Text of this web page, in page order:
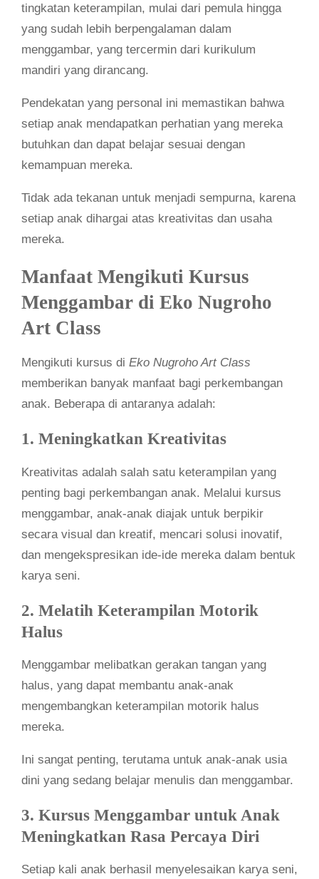
tingkatan keterampilan, mulai dari pemula hingga
yang sudah lebih berpengalaman dalam
menggambar, yang tercermin dari kurikulum
mandiri yang dirancang.
Pendekatan yang personal ini memastikan bahwa
setiap anak mendapatkan perhatian yang mereka
butuhkan dan dapat belajar sesuai dengan
kemampuan mereka.
Tidak ada tekanan untuk menjadi sempurna, karena
setiap anak dihargai atas kreativitas dan usaha
mereka.
Manfaat Mengikuti Kursus
Menggambar di Eko Nugroho
Art Class
Mengikuti kursus di Eko Nugroho Art Class
memberikan banyak manfaat bagi perkembangan
anak. Beberapa di antaranya adalah:
1. Meningkatkan Kreativitas
Kreativitas adalah salah satu keterampilan yang
penting bagi perkembangan anak. Melalui kursus
menggambar, anak-anak diajak untuk berpikir
secara visual dan kreatif, mencari solusi inovatif,
dan mengekspresikan ide-ide mereka dalam bentuk
karya seni.
2. Melatih Keterampilan Motorik
Halus
Menggambar melibatkan gerakan tangan yang
halus, yang dapat membantu anak-anak
mengembangkan keterampilan motorik halus
mereka.
Ini sangat penting, terutama untuk anak-anak usia
dini yang sedang belajar menulis dan menggambar.
3. Kursus Menggambar untuk Anak
Meningkatkan Rasa Percaya Diri
Setiap kali anak berhasil menyelesaikan karya seni,